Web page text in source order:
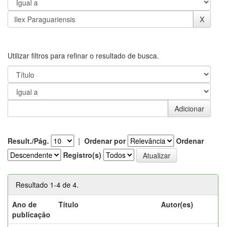
Utilizar filtros para refinar o resultado de busca.
Result./Pág. | Ordenar por
Ordenar
Registro(s)
Resultado 1-4 de 4.
Ano de
publicação
Título Autor(es)